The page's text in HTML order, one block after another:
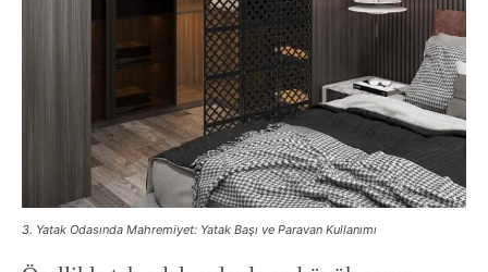
3. Yatak Odasında Mahremiyet: Yatak Başı ve Paravan Kullanımı